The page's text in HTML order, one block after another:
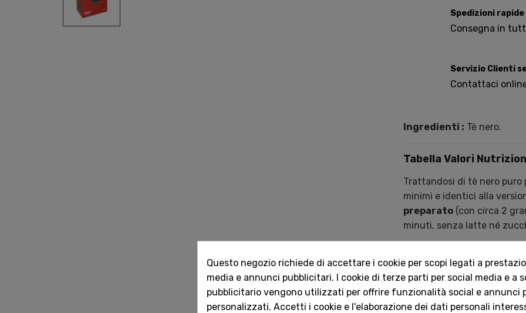
Spedizioni rapide
Consegna in
Servizio Clienti
Contattaci
Ingredienti : Tè nero.
Tabella Valori
Trattandosi di tè nero
minimi e identici alla
preparato (con circa 2
minuti, senza latte né
Energia
3 kJ / 1
Grassi
di cui Acidi Grassi Saturi 0 g
Carboidrati
< 0,5 g
di cui Zuccheri
< 0,5 g
Questo negozio richiede di accettare i cookie per scopi legati a
media e annunci pubblicitari. I cookie di terze parti per social media e a
pubblicitario vengono utilizzati per offrire funzionalità social e annunci
personalizzati. Accetti i cookie e l'elaborazione dei dati personali